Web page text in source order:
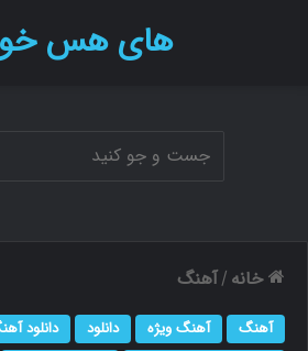
های هس
خانه / آهنگ
آهنگ آهنگ ویژه دانلود
دانلود